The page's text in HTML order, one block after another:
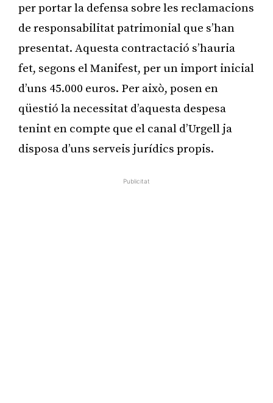
per portar la defensa sobre les reclamacions
de responsabilitat patrimonial que s’han
presentat. Aquesta contractació s’hauria
fet, segons el Manifest, per un import inicial
d’uns 45.000 euros. Per això, posen en
qüestió la necessitat d’aquesta despesa
tenint en compte que el canal d’Urgell ja
disposa d’uns serveis jurídics propis.
Publicitat